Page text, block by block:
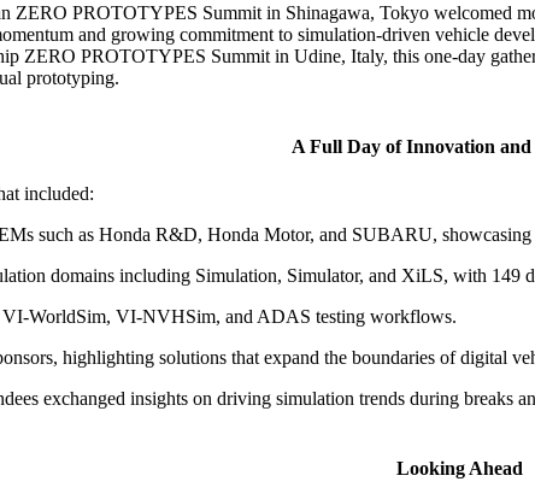
ZERO PROTOTYPES Summit in Shinagawa, Tokyo welcomed
and growing commitment to simulation-driven vehicle
ZERO PROTOTYPES Summit in Udine, Italy, this one-day
prototyping.
A Full Day of Innovation
included:
such as Honda R&D, Honda Motor, and SUBARU,
domains including Simulation, Simulator, and XiLS, with 149
VI-WorldSim, VI-NVHSim, and ADAS testing workflows.
highlighting solutions that expand the boundaries of digital
exchanged insights on driving simulation trends during breaks
Looking Ahead